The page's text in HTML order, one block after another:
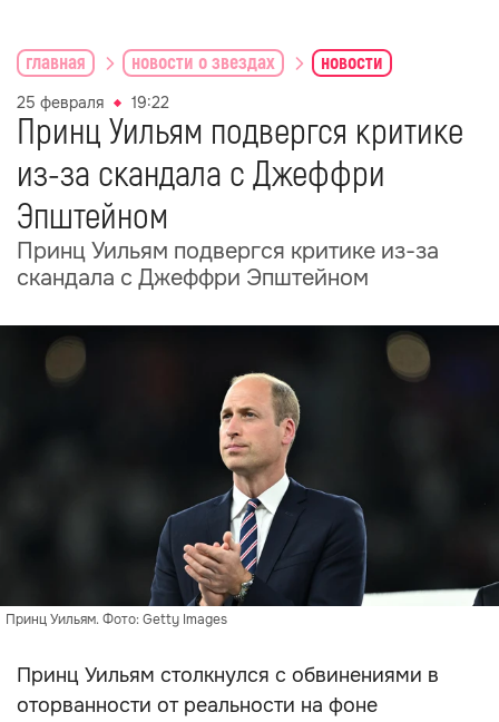
главная новости о звездах новости
25 февраля 19:22
Принц Уильям подвергся критике
из-за скандала с Джеффри
Эпштейном
Принц Уильям подвергся критике из-за
скандала с Джеффри Эпштейном
Принц Уильям. Фото: Getty Images
Принц Уильям столкнулся с обвинениями в
оторванности от реальности на фоне